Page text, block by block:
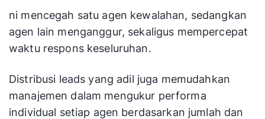
ni mencegah satu agen kewalahan, sedangkan
agen lain menganggur, sekaligus mempercepat
waktu respons keseluruhan.
Distribusi leads yang adil juga memudahkan
manajemen dalam mengukur performa
individual setiap agen berdasarkan jumlah dan